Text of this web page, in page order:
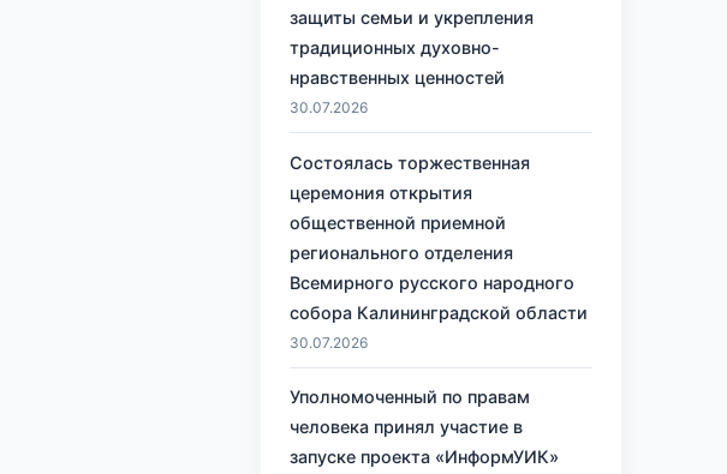
защиты семьи и укрепления
традиционных духовно-
нравственных ценностей
30.07.2026
Состоялась торжественная
церемония открытия
общественной приемной
регионального отделения
Всемирного русского народного
собора Калининградской области
30.07.2026
Уполномоченный по правам
человека принял участие в
запуске проекта «ИнформУИК»